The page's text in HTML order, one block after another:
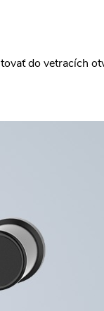
do vetracích